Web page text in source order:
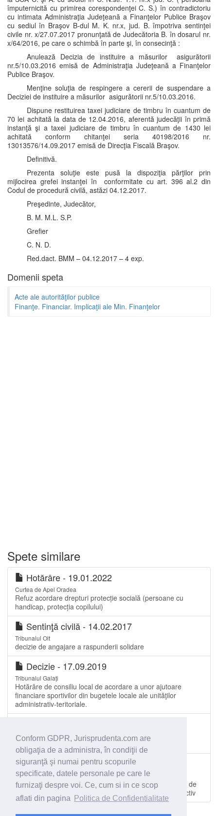
Conform GDPR, Jurisprudenta.com are
obligaţia de a administra, în condiţii de
siguranţă şi numai pentru scopurile
specificate, datele personale pe care le
furnizaţi despre voi. Ce, cum si in ce scop
aflati din pagina
Politica de Confidentialitate
împuternicită cu primirea corespondenţei C. S.) în contradictoriu
cu intimata Administraţia Judeţeană a Finanţelor Publice Braşov
cu sediul în Braşov B-dul M. K. nr.x, jud. B. împotriva sentinţei
civile nr. x/27.07.2017 pronunţată de Judecătoria B. în dosarul nr.
x/64/2016, pe care o schimbă în parte şi, în consecinţă :
Anulează Decizia de instituire a măsurilor asigurătorii
nr.5/10.03.2016 emisă de Administraţia Judeţeană a Finanţelor
Publice Braşov.
Menţine soluţia de respingere a cererii de suspendare a
Deciziei de instituire a măsurilor asigurătorii nr.5/10.03.2016.
Dispune restituirea taxei judiciare de timbru în cuantum de
70 lei achitată la data de 12.04.2016, aferentă judecăţii în primă
instanţă şi a taxei judiciare de timbru în cuantum de 1430 lei
achitată conform chitanţei seria 40198/2016 nr.
13013576/14.09.2017 emisă de Direcţia Fiscală Braşov.
Definitivă.
Prezenta soluţie este pusă la dispoziţia părţilor prin
mijlocirea grefei instanţei în conformitate cu art. 396 al.2 din
Codul de procedură civilă, astăzi 04.12.2017.
Preşedinte, Judecător,
B. M. M.L. S.P.
Grefier
C. N. D.
Red.dact. BMM – 04.12.2017 – 4 exp.
Domenii speta
Acte ale autorităţilor publice
Finanţe. Financiar. Implicaţii ale Min. Finanţelor
Spete similare
Hotărâre - 19.01.2022
Curtea de Apel Oradea
Refuz acordare drepturi protecție socială (persoane cu
handicap, protecția copilului)
Sentinţă civilă - 14.02.2017
Tribunalul Olt
decizie de angajare a raspunderii solidare
Decizie - 17.09.2019
Tribunalul Galați
Hotărâre de consiliu local de acordare a unor ajutoare
financiare sportivilor din bugetele locale ale unităţilor
administrativ-teritoriale.
Tribunalul Arad
Anulare Hotărâre a Comisiei Locale
Decizie - 17.06.2020
Curtea de Apel Târgu Mureș
Funcţionari publici - Concurs de recrutare. Componenta de
drept public a acțiunilor în contencios administrativ obiectiv